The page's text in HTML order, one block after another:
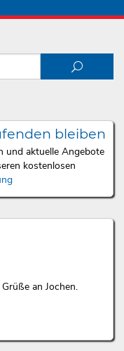
bleiben
und aktuelle Angebote
kostenlosen
an Jochen.